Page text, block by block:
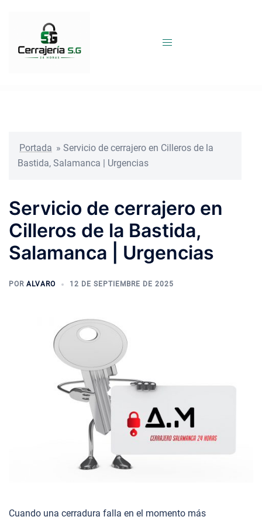
Portada » Servicio de cerrajero en Cilleros de la
Bastida, Salamanca | Urgencias
Servicio de cerrajero en
Cilleros de la Bastida,
Salamanca | Urgencias
POR ALVARO 12 DE SEPTIEMBRE DE 2025
Cuando una cerradura falla en el momento más